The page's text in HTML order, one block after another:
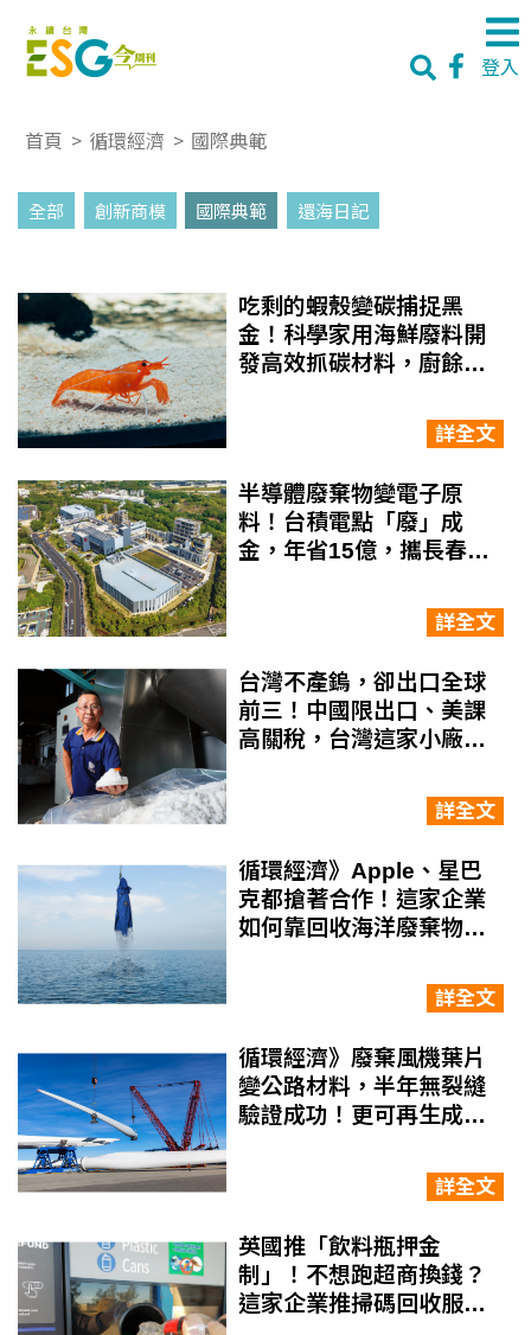
登入
首頁 > 循環經濟 > 國際典範
全部 創新商模 國際典範 還海日記
吃剩的蝦殼變碳捕捉黑
金！科學家用海鮮廢料開
發高效抓碳材料，廚餘搖
詳全文
半導體廢棄物變電子原
料！台積電點「廢」成
金，年省15億，攜長春石
詳全文
台灣不產鎢，卻出口全球
前三！中國限出口、美課
高關稅，台灣這家小廠靠
詳全文
循環經濟》Apple、星巴
克都搶著合作！這家企業
如何靠回收海洋廢棄物，
詳全文
循環經濟》廢棄風機葉片
變公路材料，半年無裂縫
驗證成功！更可再生成動
詳全文
英國推「飲料瓶押金
制」！不想跑超商換錢？
這家企業推掃碼回收服